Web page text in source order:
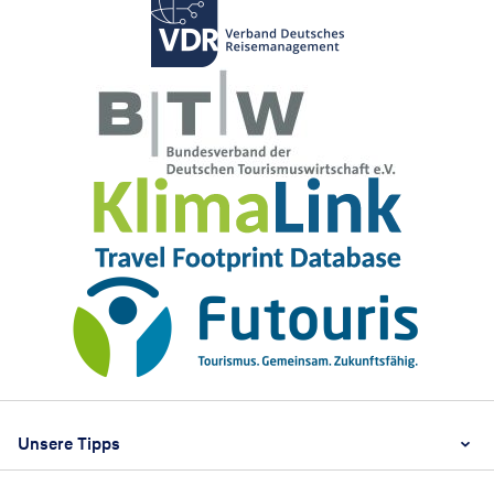
Unsere Tipps